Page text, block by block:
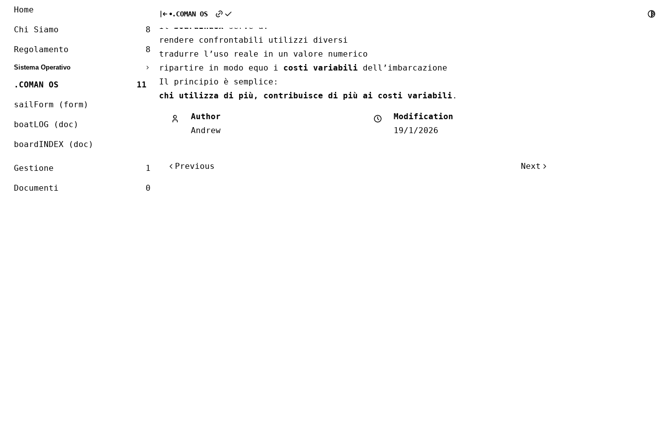
Skip
content
Home
Chi Siamo 8
Regolamento 8
Sistema Operativo
.COMAN OS 11
sailForm (form)
boatLOG (doc)
boardINDEX (doc)
Gestione 1
Documenti 0
.COMAN OS
2. A cosa serve il boardIndex
Il boardIndex serve a:
rendere confrontabili utilizzi diversi
tradurre l’uso reale in un valore numerico
ripartire in modo equo i costi variabili dell’imbarcazione
Il principio è semplice:
chi utilizza di più, contribuisce di più ai costi variabili.
Author
Andrew
Modification
19/1/2026
Navigazione
Previous Next